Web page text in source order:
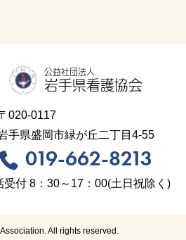
公益社団法人
岩手県看護協会
020-0117
手県盛岡市緑が丘二丁目4-55
019-662-8213
受付 8：30～17：00(土日祝除く)
All rights reserved.